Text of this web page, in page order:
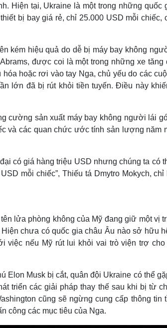
Hiện tại, Ukraine là một trong những quốc
bị bay giá rẻ, chỉ 25.000 USD mỗi chiếc,
kém hiệu quả do dễ bị máy bay không
được coi là một trong những xe tăng
hoặc rơi vào tay Nga, chủ yếu do các
lớn đã bị rút khỏi tiền tuyến. Điều này
cường sản xuất máy bay không người lái
và các quan chức ước tính sản lượng năm
có giá hàng triệu USD nhưng chúng ta có
mỗi chiếc”, Thiếu tá Dmytro Mokych,
lửa phòng không của Mỹ đang giữ một vị
chưa có quốc gia châu Âu nào sở hữu
việc nếu Mỹ rút lui khỏi vai trò viện trợ cho
Elon Musk bị cắt, quân đội Ukraine có thể
triển các giải pháp thay thế sau khi bị từ
cũng sẽ ngừng cung cấp thông tin
công các mục tiêu của Nga.